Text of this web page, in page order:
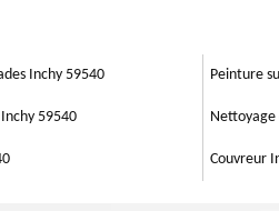
expérience dans chacune des activités
techniques bien mises en place, nous
Inchy 59540
59540
Peinture
Couvreur